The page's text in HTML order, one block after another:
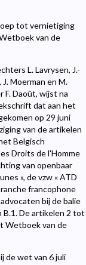
tot vernietiging
van de
L. Lavrysen, J.-
J. Moerman en M.
F. Daoût, wijst na
dat aan het
op 29 juni
van de artikelen
Belgisch
Droits de l'Homme
van openbaar
», de vzw « ATD
francophone
bij de balie
B.1. De artikelen 2 tot
Wetboek van de
de wet van 6 juli